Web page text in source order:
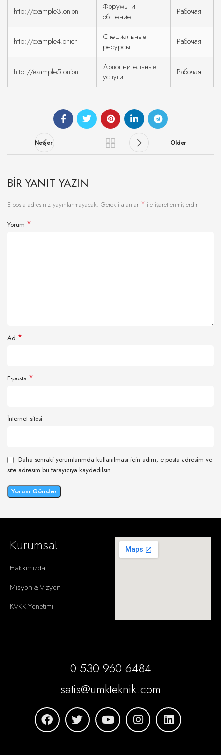
http://example3.onion
Форумы и
общение
Рабочая
http://example4.onion
Специальные
ресурсы
Рабочая
http://example5.onion
Дополнительные
услуги
Рабочая
Newer Older
BIR YANIT YAZIN
E-posta adresiniz yayınlanmayacak. Gerekli alanlar * ile işaretlenmişlerdir
Yorum *
Ad *
E-posta *
İnternet sitesi
Daha sonraki yorumlarımda kullanılması için adım, e-posta adresim ve
site adresim bu tarayıcıya kaydedilsin.
Kurumsal
Hakkımızda
Misyon & Vizyon
KVKK Yönetimi
0 530 960 6484
satis@umkteknik.com